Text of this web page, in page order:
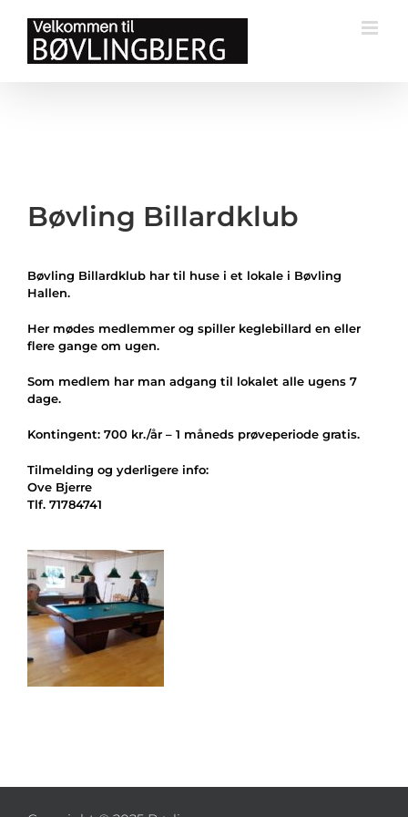
content
Bøvling Billardklub
Bøvling Billardklub har til huse i et lokale i Bøvling
Hallen.
Her mødes medlemmer og spiller keglebillard en eller
flere gange om ugen.
Som medlem har man adgang til lokalet alle ugens 7
dage.
Kontingent: 700 kr./år – 1 måneds prøveperiode gratis.
Tilmelding og yderligere info:
Ove Bjerre
Tlf. 71784741